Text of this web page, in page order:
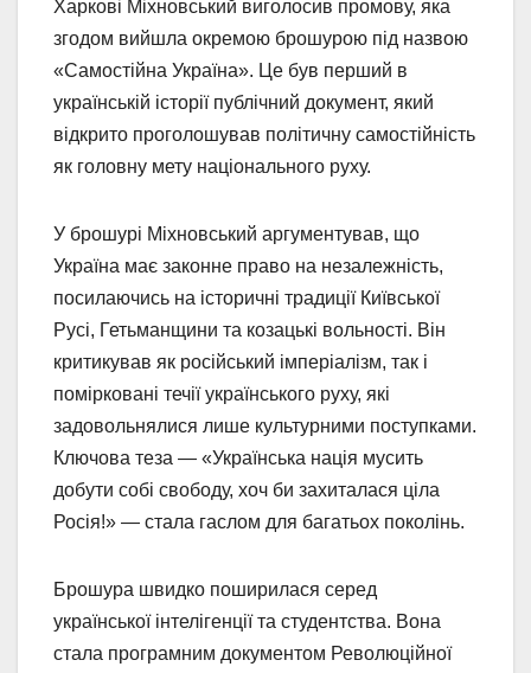
Харкові Міхновський виголосив промову, яка
згодом вийшла окремою брошурою під назвою
«Самостійна Україна». Це був перший в
українській історії публічний документ, який
відкрито проголошував політичну самостійність
як головну мету національного руху.
У брошурі Міхновський аргументував, що
Україна має законне право на незалежність,
посилаючись на історичні традиції Київської
Русі, Гетьманщини та козацькі вольності. Він
критикував як російський імперіалізм, так і
помірковані течії українського руху, які
задовольнялися лише культурними поступками.
Ключова теза — «Українська нація мусить
добути собі свободу, хоч би захиталася ціла
Росія!» — стала гаслом для багатьох поколінь.
Брошура швидко поширилася серед
української інтелігенції та студентства. Вона
стала програмним документом Революційної